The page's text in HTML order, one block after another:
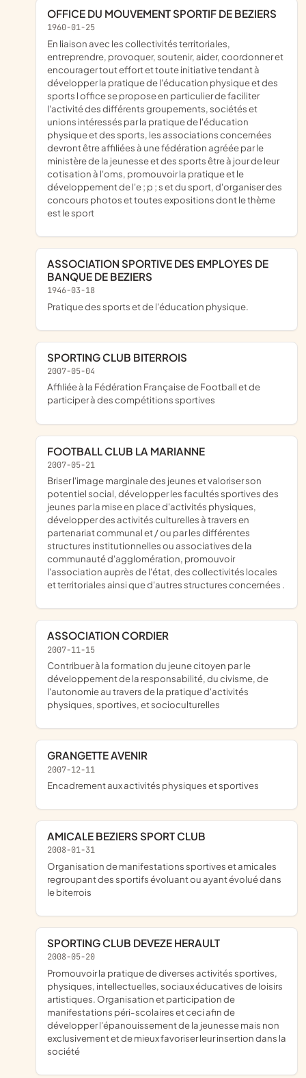
OFFICE DU MOUVEMENT SPORTIF DE BEZIERS
1960-01-25
en liaison avec les collectivités territoriales,
entreprendre, provoquer, soutenir, aider, coordonner et
encourager tout effort et toute initiative tendant à
développer la pratique de l'éducation physique et des
sports l office se propose en particulier de faciliter
l'activité des différents groupements, sociétés et
unions intéressés par la pratique de l'éducation
physique et des sports, les associations concernées
devront être affiliées à une fédération agréée par le
ministère de la jeunesse et des sports être à jour de leur
cotisation à l'oms, promouvoir la pratique et le
développement de l'e ; p ; s et du sport, d'organiser des
concours photos et toutes expositions dont le thème
est le sport
ASSOCIATION SPORTIVE DES EMPLOYES DE
BANQUE DE BEZIERS
1946-03-18
Pratique des sports et de l'éducation physique.
SPORTING CLUB BITERROIS
2007-05-04
affiliée à la Fédération Française de Football et de
participer à des compétitions sportives
FOOTBALL CLUB LA MARIANNE
2007-05-21
briser l'image marginale des jeunes et valoriser son
potentiel social, développer les facultés sportives des
jeunes par la mise en place d'activités physiques,
développer des activités culturelles à travers en
partenariat communal et / ou par les différentes
structures institutionnelles ou associatives de la
communauté d'agglomération, promouvoir
l'association auprès de l'état, des collectivités locales
et territoriales ainsi que d'autres structures concernées .
ASSOCIATION CORDIER
2007-11-15
contribuer à la formation du jeune citoyen par le
développement de la responsabilité, du civisme, de
l'autonomie au travers de la pratique d'activités
physiques, sportives, et socioculturelles
GRANGETTE AVENIR
2007-12-11
encadrement aux activités physiques et sportives
AMICALE BEZIERS SPORT CLUB
2008-01-31
organisation de manifestations sportives et amicales
regroupant des sportifs évoluant ou ayant évolué dans
le biterrois
SPORTING CLUB DEVEZE HERAULT
2008-05-20
promouvoir la pratique de diverses activités sportives,
physiques, intellectuelles, sociaux éducatives de loisirs
artistiques. Organisation et participation de
manifestations péri-scolaires et ceci afin de
développer l'épanouissement de la jeunesse mais non
exclusivement et de mieux favoriser leur insertion dans la
société